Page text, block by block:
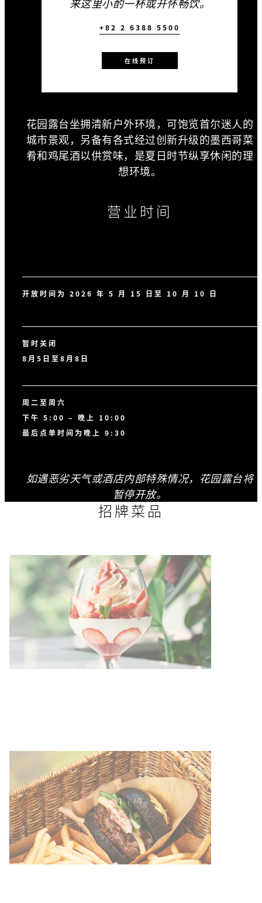
来这里小酌一杯或开怀畅饮。
+82 2 6388 5500
在线预订
花园露台坐拥清新户外环境，可饱览首尔迷人的
城市景观，另备有各式经过创新升级的墨西哥菜
肴和鸡尾酒以供赏味，是夏日时节纵享休闲的理
想环境。
营业时间
开放时间为 2026 年 5 月 15 日至 10 月 10 日
暂时关闭
8月5日至8月8日
周二至周六
下午 5:00 – 晚上 10:00
最后点单时间为晚上 9:30
如遇恶劣天气或酒店内部特殊情况，花园露台将
暂停开放。
招牌菜品